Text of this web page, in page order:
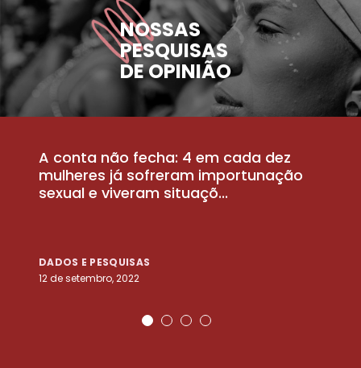
NOSSAS
PESQUISAS
DE OPINIÃO
A conta não fecha: 4 em cada dez
mulheres já sofreram importunação
sexual e viveram situaçõ...
DADOS E PESQUISAS
12 de setembro, 2022